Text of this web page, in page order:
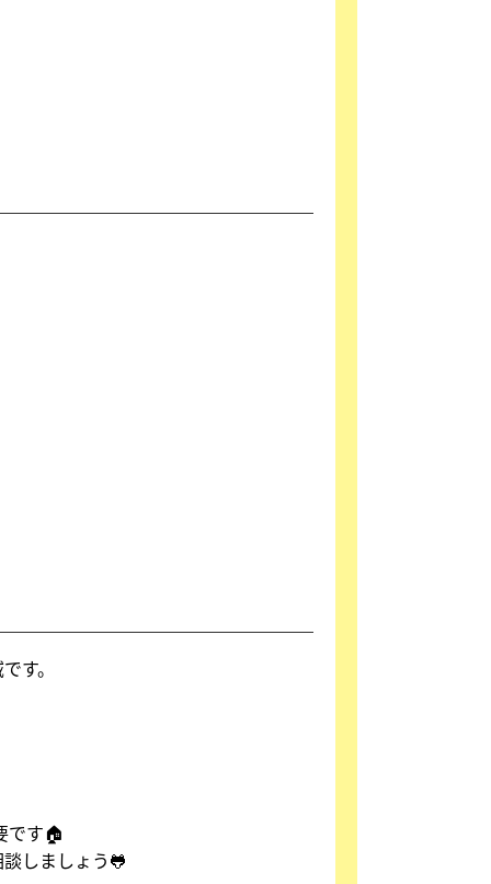
す。
です🏠
しましょう🐸